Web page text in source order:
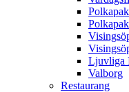
Ljuvliga
Valborg
Restaurang